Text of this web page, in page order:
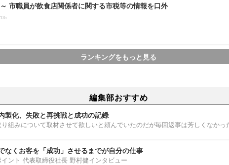
市職員が飲食店関係者に関する市税等の情報を口外
ランキングをもっと見る
編集部おすすめ
製化、失敗と再挑戦と成功の記録
組みについて取材させて欲しいと頼んでいたのだが毎回返事は芳しくなかっ
なくお客を「成功」させるまでが自分の仕事
ント 代表取締役社長 野村健インタビュー